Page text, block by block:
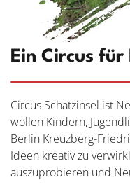
Ein Circus für
Circus Schatzinsel ist
wollen Kindern,
Berlin Kreuzberg-
Ideen kreativ zu
auszuprobieren und